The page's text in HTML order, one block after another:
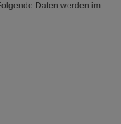
Daten werden im